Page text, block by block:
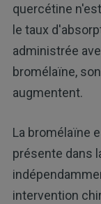
quercétine
le taux
administrée
bromélaïne,
augmentent.
La bromélaïne
présente dans
intervention